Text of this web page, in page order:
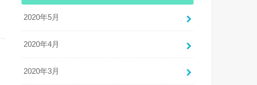
2020年5月
2020年4月
2020年3月